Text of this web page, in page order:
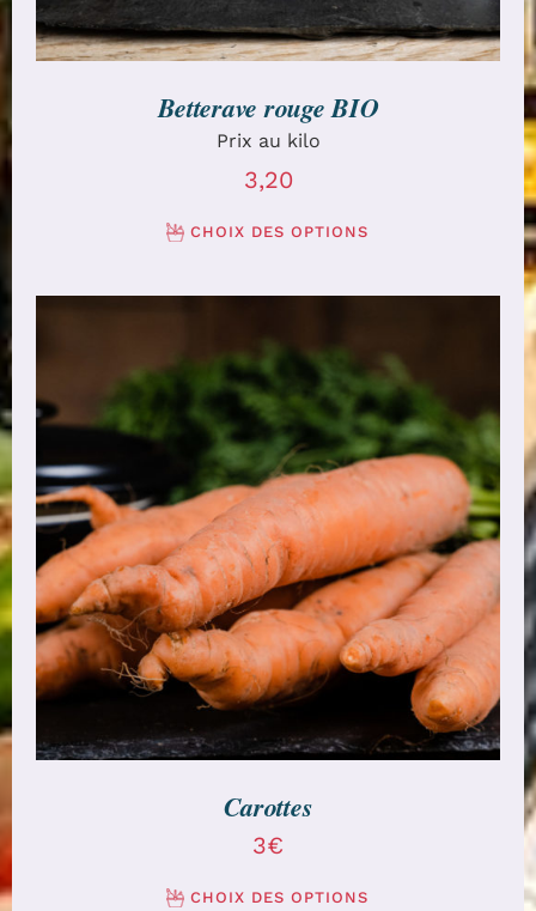
Betterave rouge BIO
Prix au kilo
3,20
CHOIX DES OPTIONS
CHOIX DES OPTIONS / DÉTAILS
Carottes
3€
CHOIX DES OPTIONS